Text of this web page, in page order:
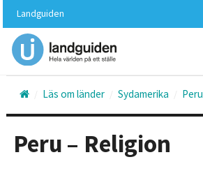
huvudinnehållet
Landguiden
Läs om länder Sydamerika Peru
Peru – Religion